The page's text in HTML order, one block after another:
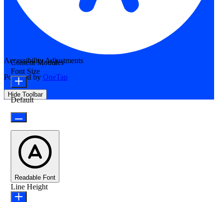
Accessibility Adjustments
Powered by OneTap
Hide Toolbar
Content Modules
Font Size
Default
Readable Font
Line Height